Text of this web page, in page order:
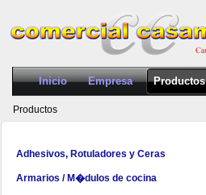
Inicio Empresa Productos
Productos
Adhesivos, Rotuladores y Ceras
Armarios / M�dulos de cocina